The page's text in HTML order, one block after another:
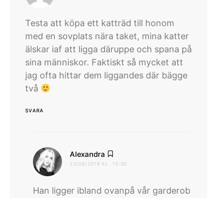
Testa att köpa ett katträd till honom
med en sovplats nära taket, mina katter
älskar iaf att ligga däruppe och spana på
sina människor. Faktiskt så mycket att
jag ofta hittar dem liggandes där bägge
två
SVARA
Alexandra
23/08/2016 KL. 10:00
Han ligger ibland ovanpå vår garderob